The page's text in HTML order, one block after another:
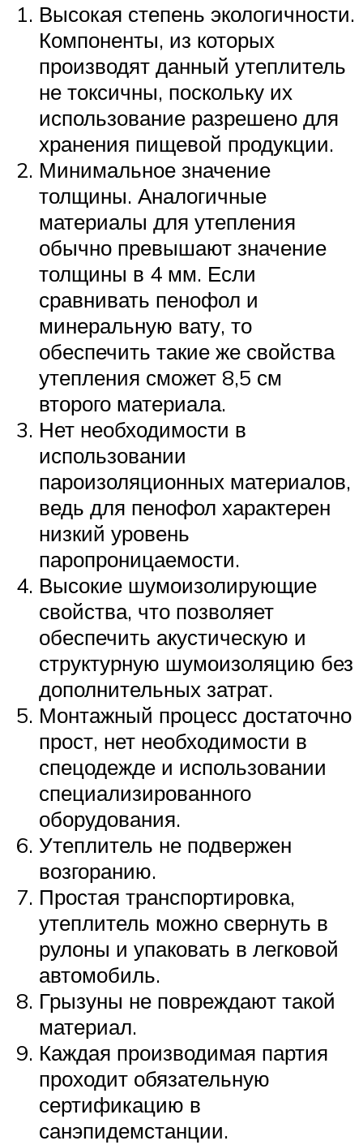
Высокая степень экологичности.
Компоненты, из которых
производят данный утеплитель
не токсичны, поскольку их
использование разрешено для
хранения пищевой продукции.
Минимальное значение
толщины. Аналогичные
материалы для утепления
обычно превышают значение
толщины в 4 мм. Если
сравнивать пенофол и
минеральную вату, то
обеспечить такие же свойства
утепления сможет 8,5 см
второго материала.
Нет необходимости в
использовании
пароизоляционных материалов,
ведь для пенофол характерен
низкий уровень
паропроницаемости.
Высокие шумоизолирующие
свойства, что позволяет
обеспечить акустическую и
структурную шумоизоляцию без
дополнительных затрат.
Монтажный процесс достаточно
прост, нет необходимости в
спецодежде и использовании
специализированного
оборудования.
Утеплитель не подвержен
возгоранию.
Простая транспортировка,
утеплитель можно свернуть в
рулоны и упаковать в легковой
автомобиль.
Грызуны не повреждают такой
материал.
Каждая производимая партия
проходит обязательную
сертификацию в
санэпидемстанции.